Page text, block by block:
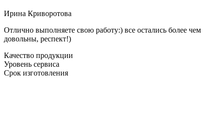
Ирина Криворотова
Отлично выполняете свою работу:) все остались более чем
довольны, респект!)
Качество продукции
Уровень сервиса
Срок изготовления